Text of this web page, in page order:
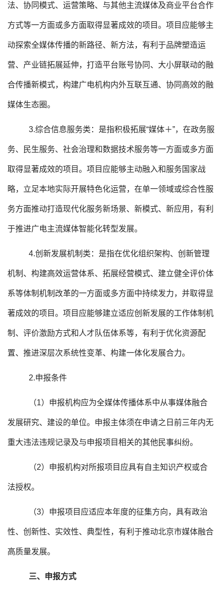
法、协同模式、运营策略、与其他主流媒体及商业平台合作
方式等一方面或多方面取得显著成效的项目。项目应能够主
动探索全媒体传播的新路径、新方法，有利于品牌塑造运
营、产业链拓展延伸，打造平台账号协同、大小屏联动的融
合传播新模式，构建广电机构内外互联互通、协同高效的融
媒体生态圈。
3.综合信息服务类：是指积极拓展“媒体＋”，在政务服
务、民生服务、社会治理和数据技术服务等一方面或多方面
取得显著成效的项目。项目应能够主动融入和服务国家战
略，立足本地实际开展特色化运营，在单一领域或综合性服
务方面推动打造现代化服务新场景、新模式、新应用，有利
于推进广电主流媒体智能化转型发展。
4.创新发展机制类：是指在优化组织架构、创新管理
机制、构建高效运营体系、拓展经营模式、建立健全评价体
系等体制机制改革的一方面或多方面中持续发力，并取得显
著成效的项目。项目应能够建立适应创新发展的工作体制机
制、评价激励方式和人才队伍体系等，有利于优化资源配
置、推进深层次系统性变革、构建一体化发展合力。
2.申报条件
（1）申报机构应为全媒体传播体系中从事媒体融合
发展研究、建设的单位。申报主体须在申请之日前三年内无
重大违法违规记录及与申报项目相关的其他民事纠纷。
（2）申报机构对所报项目应具有自主知识产权或合
法授权。
（3）申报项目应适应本年度的征集方向，具有政治
性、创新性、实效性、典型性，有利于推动北京市媒体融合
高质量发展。
三、申报方式